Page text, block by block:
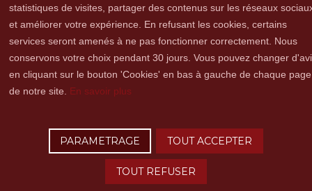
Gindou Cinéma Contacts Lettre d'infos Réseaux sociaux Partenaires
Copyright © 2016 Gindou Cinéma | Gindou Cinéma -Le Bourg - 46250 Gindou |
Lyncee, Infographie: PAO, Multimédia & Web Design
statistiques de visites, partager des contenus sur les réseaux
et améliorer votre expérience. En refusant les cookies, certains
services seront amenés à ne pas fonctionner correctement. Nous
conservons votre choix pendant 30 jours. Vous pouvez changer
en cliquant sur le bouton 'Cookies' en bas à gauche de chaque page
de notre site. En savoir plus
PARAMETRAGE TOUT ACCEPTER
TOUT REFUSER